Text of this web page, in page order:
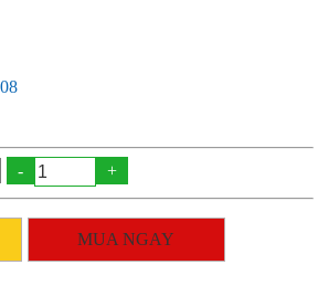
- +
MUA NGAY